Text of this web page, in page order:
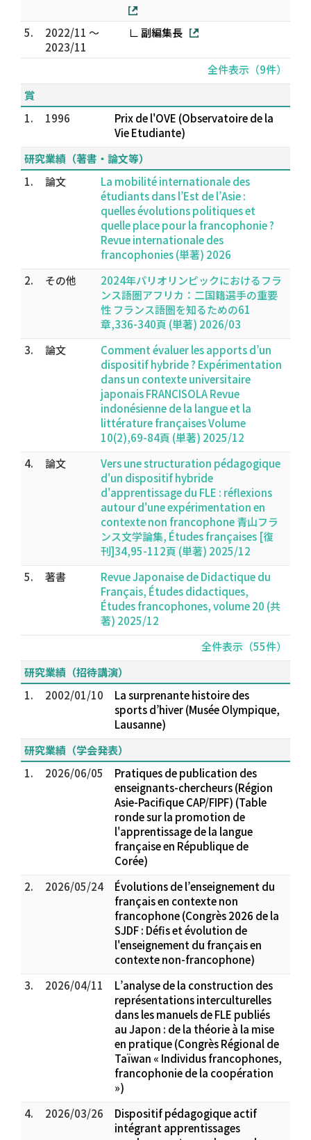
5.
2022/11 ～
2023/11
∟ 副編集長
全件表示（9件）
賞
1.
1996
Prix de l'OVE (Observatoire de la
Vie Etudiante)
研究業績（著書・論文等）
1.
論文
La mobilité internationale des
étudiants dans l’Est de l’Asie :
quelles évolutions politiques et
quelle place pour la francophonie ?
Revue internationale des
francophonies (単著) 2026
2.
その他
2024年パリオリンピックにおけるフラ
ンス語圏アフリカ：二国籍選手の重要
性 フランス語圏を知るための61
章,336-340頁 (単著) 2026/03
3.
論文
Comment évaluer les apports d’un
dispositif hybride ? Expérimentation
dans un contexte universitaire
japonais FRANCISOLA Revue
indonésienne de la langue et la
littérature françaises Volume
10(2),69-84頁 (単著) 2025/12
4.
論文
Vers une structuration pédagogique
d'un dispositif hybride
d'apprentissage du FLE : réflexions
autour d'une expérimentation en
contexte non francophone 青山フラ
ンス文学論集, Études françaises [復
刊]34,95-112頁 (単著) 2025/12
5.
著書
Revue Japonaise de Didactique du
Français, Études didactiques,
Études francophones, volume 20 (共
著) 2025/12
全件表示（55件）
研究業績（招待講演）
1.
2002/01/10
La surprenante histoire des
sports d’hiver (Musée Olympique,
Lausanne)
研究業績（学会発表）
1.
2026/06/05
Pratiques de publication des
enseignants-chercheurs (Région
Asie-Pacifique CAP/FIPF) (Table
ronde sur la promotion de
l'apprentissage de la langue
française en République de
Corée)
2.
2026/05/24
Évolutions de l’enseignement du
français en contexte non
francophone (Congrès 2026 de la
SJDF : Défis et évolution de
l'enseignement du français en
contexte non-francophone)
3.
2026/04/11
L’analyse de la construction des
représentations interculturelles
dans les manuels de FLE publiés
au Japon : de la théorie à la mise
en pratique (Congrès Régional de
Taïwan « Individus francophones,
francophonie de la coopération
»)
4.
2026/03/26
Dispositif pédagogique actif
intégrant apprentissages